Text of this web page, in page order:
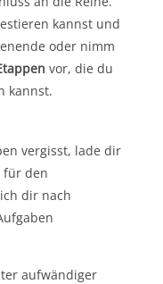
kannst und
oder nimm
vor, die du
kannst.
vergisst, lade dir
für den
dir nach
aufwändiger